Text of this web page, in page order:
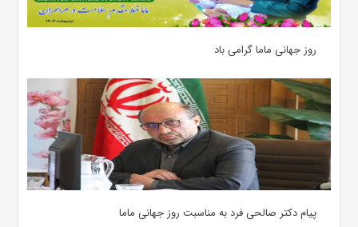
روز جهانی ماما گرامی باد
پیام دکتر صالحی فرد به مناسبت روز جهانی ماما